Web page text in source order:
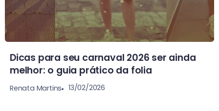
Dicas para seu carnaval 2026 ser ainda
melhor: o guia prático da folia
Renata Martins 13/02/2026